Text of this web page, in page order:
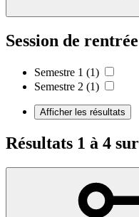
Session de rentrée
Semestre 1 (1)
Semestre 2 (1)
Afficher les résultats
Résultats 1 à 4